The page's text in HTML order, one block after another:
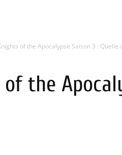
of the Apocalypse Saison 3 : Quelle
the